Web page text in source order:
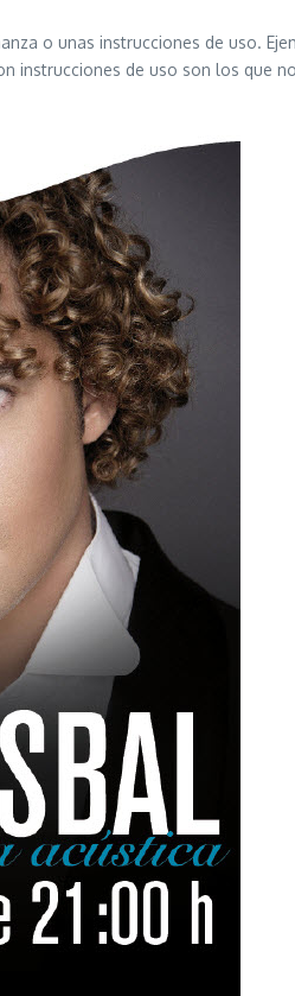
o unas instrucciones de uso.
instrucciones de uso son los que